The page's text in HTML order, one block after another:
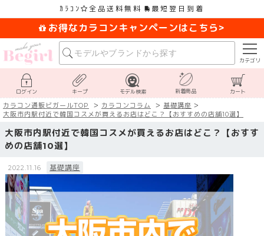
ｶﾗｺﾝ 全品送料無料 最短翌日到着
お得なカラコンキャンペーンはこちら>
カテゴリ
ログイン キープ モデル検索 新着商品 カート
カラコン通販ビガールTOP カラコンコラム
基礎講座
大阪市内駅付近で韓国コスメが買えるお店はどこ？【おすすめの店舗10選】
大阪市内駅付近で韓国コスメが買えるお店はどこ？【おすす
めの店舗10選】
2022.11.16 基礎講座